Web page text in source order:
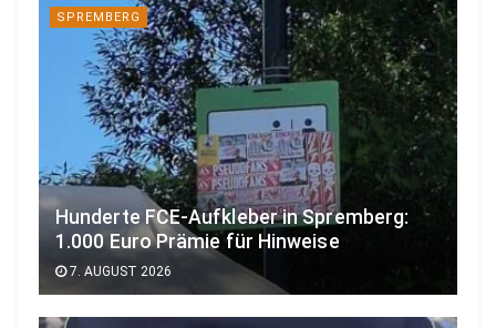
SPREMBERG
Hunderte FCE-Aufkleber in Spremberg:
1.000 Euro Prämie für Hinweise
7. AUGUST 2026